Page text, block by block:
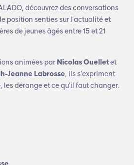
découvrez des conversations
position senties sur l’actualité et
de jeunes âgés entre 15 et 21
animées par Nicolas Ouelletet
Jeanne Labrosse, ils s’expriment
les dérange et ce qu’il faut changer.